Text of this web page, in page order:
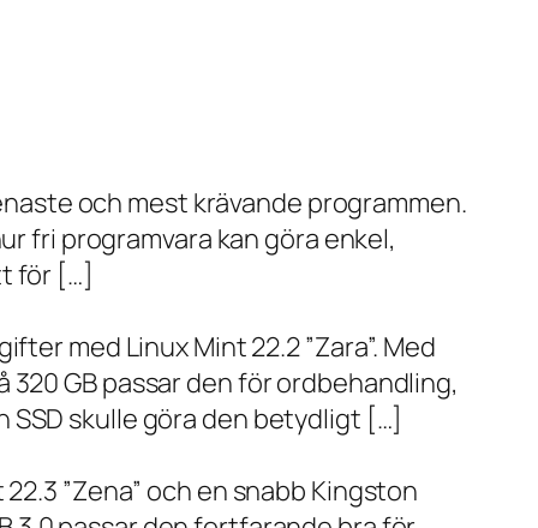
och mest krävande programmen.
fri programvara kan göra enkel,
för […]
med Linux Mint 22.2 ”Zara”. Med
GB passar den för ordbehandling,
skulle göra den betydligt […]
”Zena” och en snabb Kingston